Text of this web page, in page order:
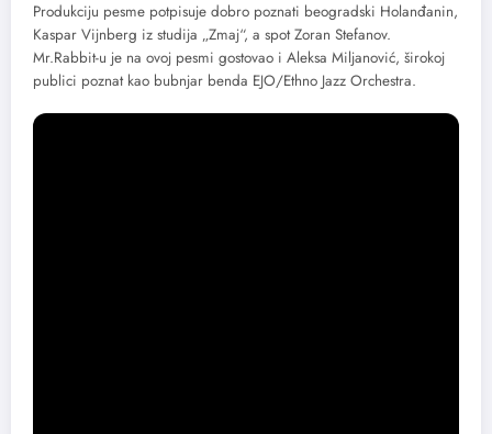
Produkciju pesme potpisuje dobro poznati beogradski Holanđanin,
Kaspar Vijnberg iz studija „Zmaj“, a spot Zoran Stefanov.
Mr.Rabbit-u je na ovoj pesmi gostovao i Aleksa Miljanović, širokoj
publici poznat kao bubnjar benda EJO/Ethno Jazz Orchestra.